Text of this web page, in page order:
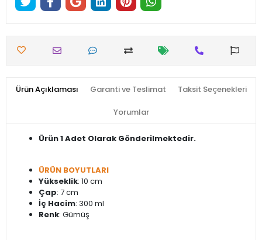
Ürün Açıklaması Garanti ve Teslimat Taksit Seçenekleri
Yorumlar
Ürün 1 Adet Olarak Gönderilmektedir.
ÜRÜN BOYUTLARI
Yükseklik: 10 cm
Çap: 7 cm
İç Hacim: 300 ml
Renk: Gümüş